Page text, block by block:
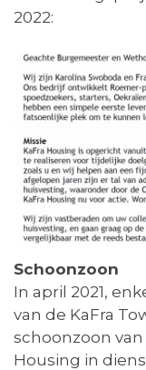
2022:
Schoonzoon
In april 2021,
van de KaFra
schoonzoon van
Housing in